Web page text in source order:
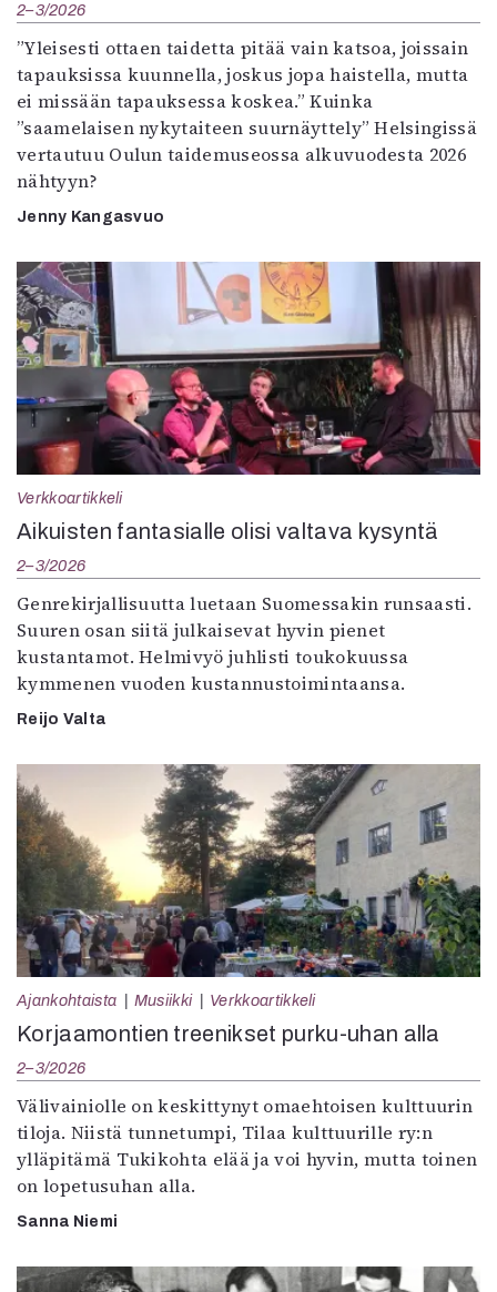
2–3/2026
”Yleisesti ottaen taidetta pitää vain katsoa, joissain
tapauksissa kuunnella, joskus jopa haistella, mutta
ei missään tapauksessa koskea.” Kuinka
”saamelaisen nykytaiteen suurnäyttely” Helsingissä
vertautuu Oulun taidemuseossa alkuvuodesta 2026
nähtyyn?
Jenny Kangasvuo
Verkkoartikkeli
Aikuisten fantasialle olisi valtava kysyntä
2–3/2026
Genrekirjallisuutta luetaan Suomessakin runsaasti.
Suuren osan siitä julkaisevat hyvin pienet
kustantamot. Helmivyö juhlisti toukokuussa
kymmenen vuoden kustannustoimintaansa.
Reijo Valta
Ajankohtaista Musiikki Verkkoartikkeli
Korjaamontien treenikset purku-uhan alla
2–3/2026
Välivainiolle on keskittynyt omaehtoisen kulttuurin
tiloja. Niistä tunnetumpi, Tilaa kulttuurille ry:n
ylläpitämä Tukikohta elää ja voi hyvin, mutta toinen
on lopetusuhan alla.
Sanna Niemi